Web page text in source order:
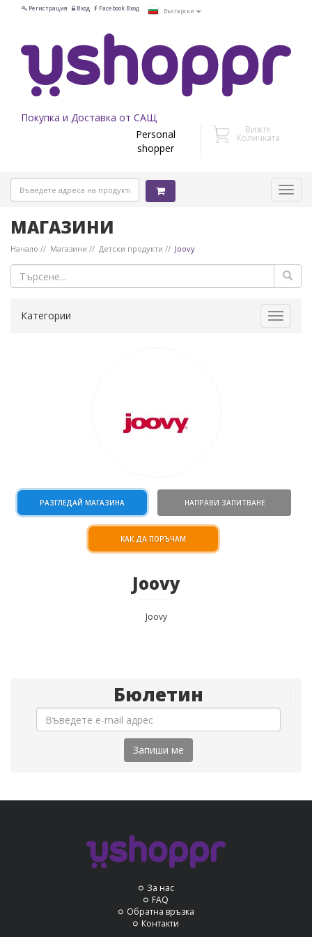
Регистрация Вход Facebook Вход Български
Покупка и Доставка от САЩ
Personal
shopper
Вижте
Количката
МАГАЗИНИ
Начало Магазини Детски продукти Joovy
Toggle
Категории
РАЗГЛЕДАЙ МАГАЗИНА НАПРАВИ ЗАПИТВАНЕ
КАК ДА ПОРЪЧАМ
Joovy
Joovy
Бюлетин
Запиши ме
За нас
FAQ
Обратна връзка
Контакти